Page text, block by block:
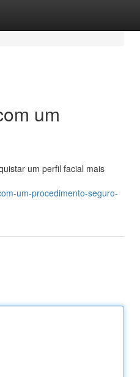
um
um perfil facial mais
um-procedimento-seguro-